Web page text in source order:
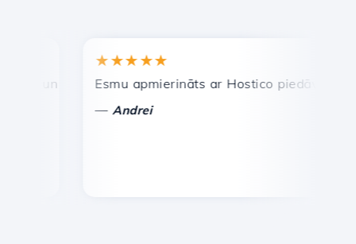
un efektīva tehniskā atbalsta dienests.
★★★★★
Esmu apmierināts ar Hostico piedāvātajiem
Andrei